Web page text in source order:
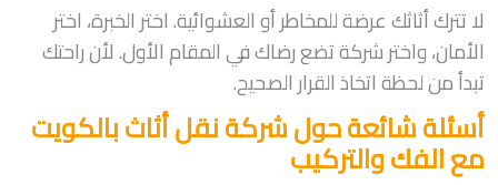
لا تترك أثاثك عرضة للمخاطر أو العشوائية. اختر الخبرة، اختر
الأمان، واختر شركة تضع رضاك في المقام الأول. لأن راحتك
تبدأ من لحظة اتخاذ القرار الصحيح.
أسئلة شائعة حول شركة نقل أثاث بالكويت
مع الفك والتركيب